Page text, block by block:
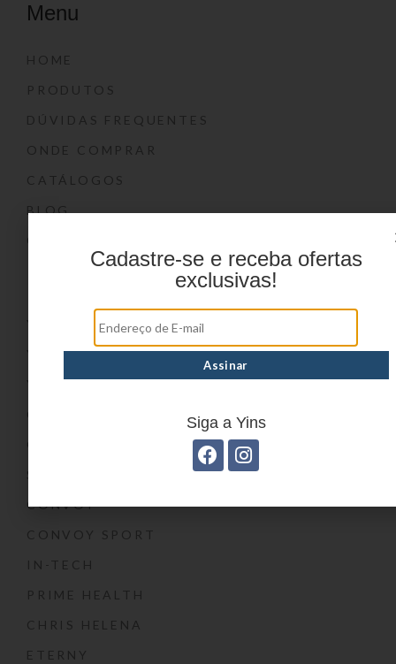
Menu
HOME
PRODUTOS
DÚVIDAS FREQUENTES
ONDE COMPRAR
CATÁLOGOS
BLOG
YIN’S PAPER
YIN’S KIDS
CONVOY
CONVOY SPORT
IN-TECH
PRIME HEALTH
CHRIS HELENA
ETERNY
Cadastre-se e receba ofertas
exclusivas!
Siga a Yins